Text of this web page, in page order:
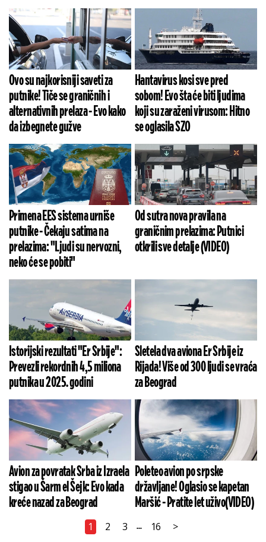
Ovo su najkorisniji saveti za
putnike! Tiče se graničnih i
alternativnih prelaza - Evo kako
da izbegnete gužve
Hantavirus kosi sve pred
sobom! Evo šta će biti ljudima
koji su zaraženi virusom: Hitno
se oglasila SZO
Primena EES sistema urniše
putnike - Čekaju satima na
prelazima: "Ljudi su nervozni,
neko će se pobiti"
Od sutra nova pravila na
graničnim prelazima: Putnici
otkrili sve detalje (VIDEO)
Istorijski rezultati "Er Srbije":
Prevezli rekordnih 4,5 miliona
putnika u 2025. godini
Sletela dva aviona Er Srbije iz
Rijada! Više od 300 ljudi se vraća
za Beograd
Avion za povratak Srba iz Izraela
stigao u Šarm el Šejk: Evo kada
kreće nazad za Beograd
Poleteo avion po srpske
državljane! Oglasio se kapetan
Maršić - Pratite let uživo(VIDEO)
1 2 3 ... 16 >